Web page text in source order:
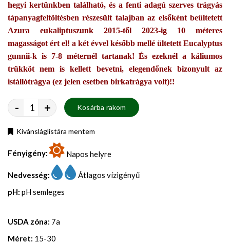
hegyi kertünkben található, és a fenti adagú szerves trágyás
tápanyagfeltöltésben részesült talajban az elsőként beültetett
Azura eukaliptuszunk 2015-től 2023-ig 10 méteres
magasságot ért el! a két évvel később mellé ültetett Eucalyptus
gunnii-k is 7-8 méternél tartanak! És ezeknél a káliumos
trükköt nem is kellett bevetni, elegendőnek bizonyult az
istállótrágya (ez jelen esetben birkatrágya volt)!!
- + Kosárba rakom
Kívánsláglistára mentem
Fényigény: Napos helyre
Nedvesség:
Átlagos vízigényű
pH: pH semleges
USDA zóna: 7a
Méret: 15-30